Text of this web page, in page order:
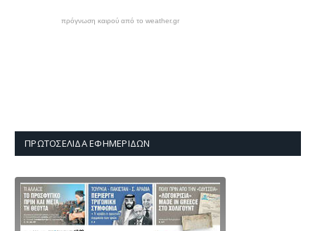
πρόγνωση καιρού από το weather.gr
ΠΡΩΤΟΣΈΛΙΔΑ ΕΦΗΜΕΡΊΔΩΝ